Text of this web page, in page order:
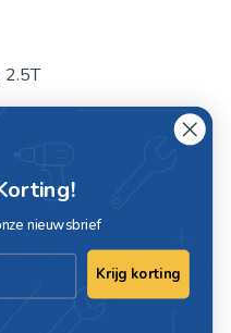
2.5T
8717219446285
nieuwsbrief
Krijg korting